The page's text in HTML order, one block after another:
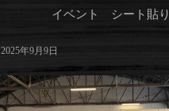
イベント シート貼り
2025年9月9日